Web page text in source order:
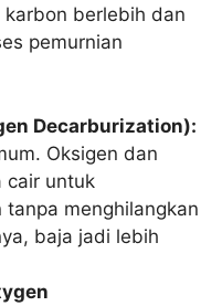
berlebih dan
pemurnian
Decarburization):
Oksigen dan
cair untuk
menghilangkan
baja jadi lebih